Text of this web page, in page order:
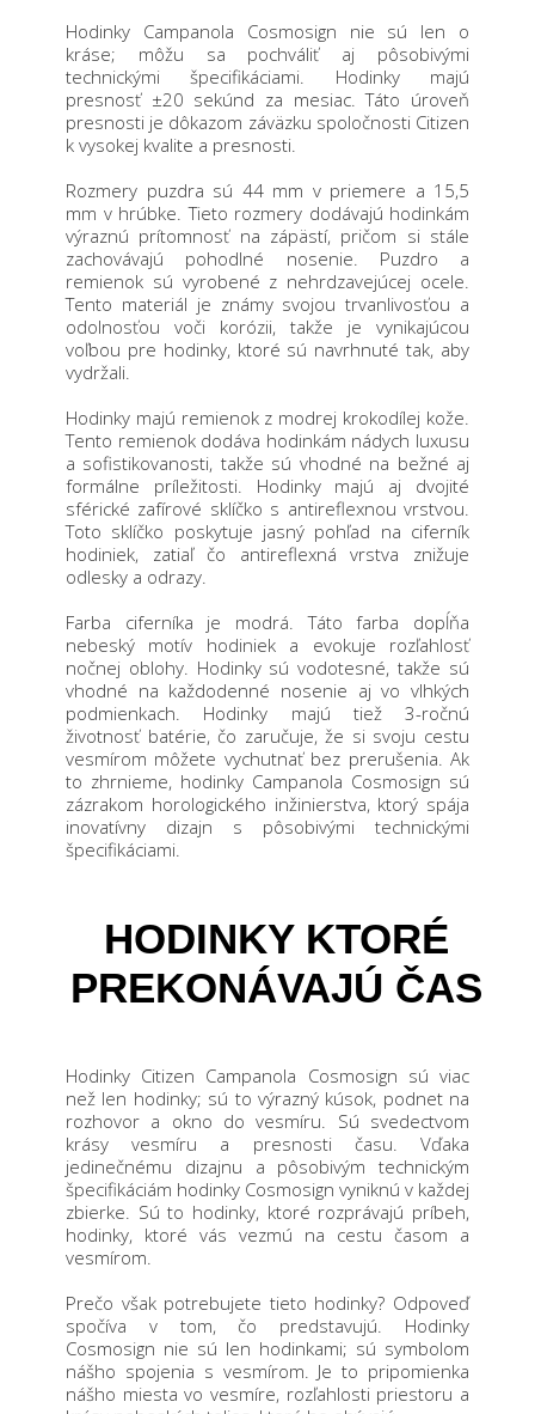
Hodinky Campanola Cosmosign nie sú len o
kráse; môžu sa pochváliť aj pôsobivými
technickými špecifikáciami. Hodinky majú
presnosť ±20 sekúnd za mesiac. Táto úroveň
presnosti je dôkazom záväzku spoločnosti Citizen
k vysokej kvalite a presnosti.
Rozmery puzdra sú 44 mm v priemere a 15,5
mm v hrúbke. Tieto rozmery dodávajú hodinkám
výraznú prítomnosť na zápästí, pričom si stále
zachovávajú pohodlné nosenie. Puzdro a
remienok sú vyrobené z nehrdzavejúcej ocele.
Tento materiál je známy svojou trvanlivosťou a
odolnosťou voči korózii, takže je vynikajúcou
voľbou pre hodinky, ktoré sú navrhnuté tak, aby
vydržali.
Hodinky majú remienok z modrej krokodílej kože.
Tento remienok dodáva hodinkám nádych luxusu
a sofistikovanosti, takže sú vhodné na bežné aj
formálne príležitosti. Hodinky majú aj dvojité
sférické zafírové sklíčko s antireflexnou vrstvou.
Toto sklíčko poskytuje jasný pohľad na ciferník
hodiniek, zatiaľ čo antireflexná vrstva znižuje
odlesky a odrazy.
Farba ciferníka je modrá. Táto farba dopĺňa
nebeský motív hodiniek a evokuje rozľahlosť
nočnej oblohy. Hodinky sú vodotesné, takže sú
vhodné na každodenné nosenie aj vo vlhkých
podmienkach. Hodinky majú tiež 3-ročnú
životnosť batérie, čo zaručuje, že si svoju cestu
vesmírom môžete vychutnať bez prerušenia. Ak
to zhrnieme, hodinky Campanola Cosmosign sú
zázrakom horologického inžinierstva, ktorý spája
inovatívny dizajn s pôsobivými technickými
špecifikáciami.
HODINKY KTORÉ
PREKONÁVAJÚ ČAS
Hodinky Citizen Campanola Cosmosign sú viac
než len hodinky; sú to výrazný kúsok, podnet na
rozhovor a okno do vesmíru. Sú svedectvom
krásy vesmíru a presnosti času.
Vďaka
jedinečnému dizajnu a pôsobivým technickým
špecifikáciám hodinky Cosmosign vyniknú v každej
zbierke. Sú to hodinky, ktoré rozprávajú príbeh,
hodinky, ktoré vás vezmú na cestu časom a
vesmírom.
Prečo však potrebujete tieto hodinky? Odpoveď
spočíva v tom, čo predstavujú. Hodinky
Cosmosign nie sú len hodinkami; sú symbolom
nášho spojenia s vesmírom. Je to pripomienka
nášho miesta vo vesmíre, rozľahlosti priestoru a